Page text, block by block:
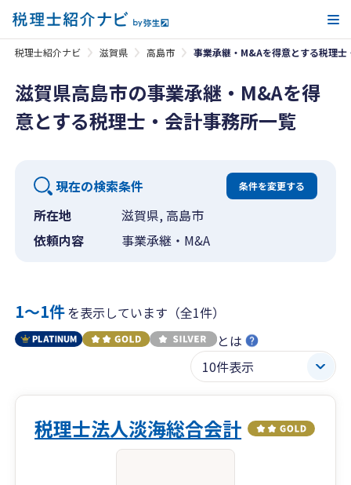
税理士紹介ナビ 滋賀県 高島市 事業承継・M&Aを得意とする税理士
滋賀県高島市の事業承継・M&Aを得
意とする税理士・会計事務所一覧
現在の検索条件 条件を変更する
所在地
滋賀県, 高島市
依頼内容
事業承継・M&A
1〜1件を表示しています（全1件）
とは
税理士法人淡海総合会計